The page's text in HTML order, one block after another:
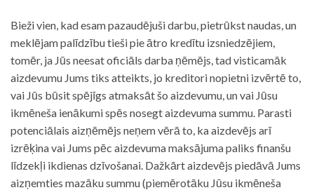
Bieži vien, kad esam pazaudējuši darbu, pietrūkst naudas, un
meklējam palīdzību tieši pie ātro kredītu izsniedzējiem,
tomēr, ja Jūs neesat oficiāls darba ņēmējs, tad visticamāk
aizdevumu Jums tiks atteikts, jo kreditori nopietni izvērtē to,
vai Jūs būsit spējīgs atmaksāt šo aizdevumu, un vai Jūsu
ikmēneša ienākumi spēs nosegt aizdevuma summu. Parasti
potenciālais aizņēmējs neņem vērā to, ka aizdevējs arī
izrēķina vai Jums pēc aizdevuma maksājuma paliks finanšu
līdzekļi ikdienas dzīvošanai. Dažkārt aizdevējs piedāvā Jums
aizņemties mazāku summu (piemērotāku Jūsu ikmēneša